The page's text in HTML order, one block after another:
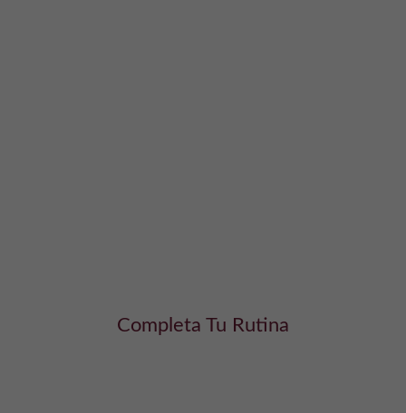
Completa Tu Rutina